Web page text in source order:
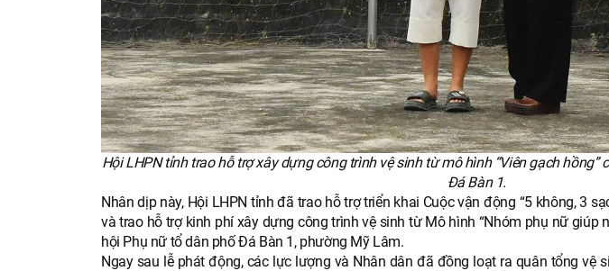
Hội LHPN tỉnh trao hỗ trợ xây dựng công trình vệ sinh từ mô hình “Viên gạch
Đá Bàn 1.
Nhân dịp này, Hội LHPN tỉnh đã trao hỗ trợ triển khai Cuộc vận động “5 không, 3
và trao hỗ trợ kinh phí xây dựng công trình vệ sinh từ Mô hình “Nhóm phụ nữ giúp
hội Phụ nữ tổ dân phố Đá Bàn 1, phường Mỹ Lâm.
Ngay sau lễ phát động, các lực lượng và Nhân dân đã đồng loạt ra quân tổng vệ